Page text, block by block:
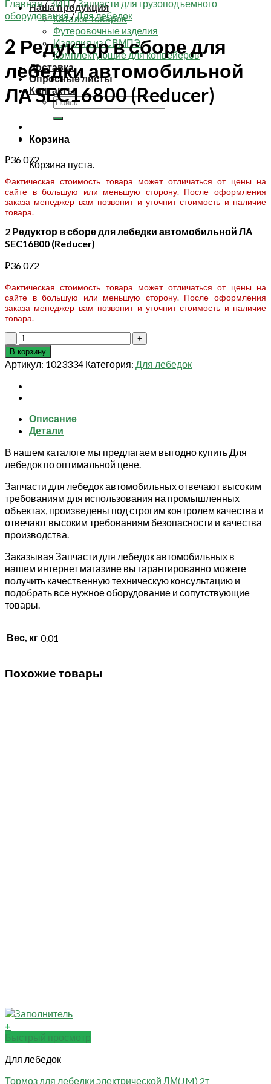
Наша продукция
Каталог товаров
Футеровочные изделия
Изделия из СВМПЭ
Комплектующие для конвейеров
Доставка
Опросные листы
Контакты
Искать:
Корзина
Корзина пуста.
Главная/ЗИП/Запчасти для грузоподъемного
оборудования/Для лебедок
2 Редуктор в сборе для
лебедки автомобильной
ЛА SEC16800 (Reducer)
₽36 072
Фактическая стоимость товара может отличаться от цены на
сайте в большую или меньшую сторону. После оформления
заказа менеджер вам позвонит и уточнит стоимость и наличие
товара.
2 Редуктор в сборе для лебедки автомобильной ЛА
SEC16800 (Reducer)
₽36 072
Фактическая стоимость товара может отличаться от цены на
сайте в большую или меньшую сторону. После оформления
заказа менеджер вам позвонит и уточнит стоимость и наличие
товара.
Количество
товара
2
Редуктор
в
сборе
лебедки
автомобильной
SEC16800
(Reducer)
В корзину
Артикул: 1023334 Категория: Для лебедок
Описание
Детали
В нашем каталоге мы предлагаем выгодно купить Для
лебедок по оптимальной цене.
Запчасти для лебедок автомобильных отвечают высоким
требованиям для использования на промышленных
объектах, произведены под строгим контролем качества и
отвечают высоким требованиям безопасности и качества
производства.
Заказывая Запчасти для лебедок автомобильных в
нашем интернет магазине вы гарантированно можете
получить качественную техническую консультацию и
подобрать все нужное оборудование и сопутствующие
товары.
Вес, кг 0.01
Похожие товары
+
Быстрый просмотр
Для лебедок
Тормоз для лебедки электрической ЛМ(JM) 2т